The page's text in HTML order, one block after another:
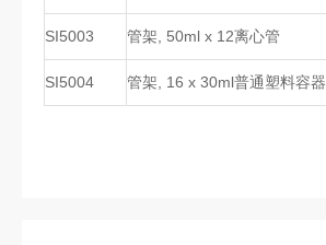
SI5003 管架, 50ml x 12离心管
SI5004 管架, 16 x 30ml普通塑料容器